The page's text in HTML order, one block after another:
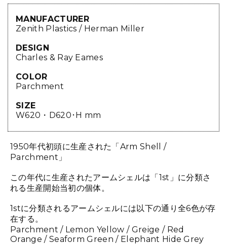
MANUFACTURER
Zenith Plastics / Herman Miller
DESIGN
Charles & Ray Eames
COLOR
Parchment
SIZE
W620・D620･H mm
1950年代初頭に生産された「Arm Shell /
Parchment」
この年代に生産されたアームシェルは「1st」に分類さ
れる生産開始当初の個体。
1stに分類されるアームシェルには以下の通り全6色が存
在する。
Parchment / Lemon Yellow / Greige / Red
Orange / Seaform Green / Elephant Hide Grey